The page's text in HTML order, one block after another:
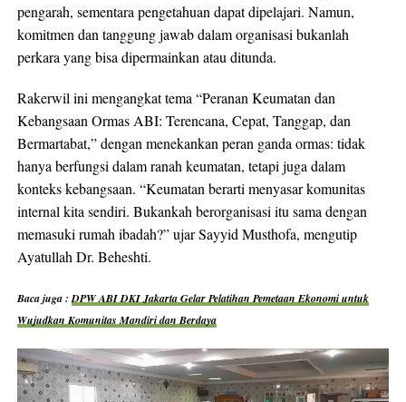
pengarah, sementara pengetahuan dapat dipelajari. Namun,
komitmen dan tanggung jawab dalam organisasi bukanlah
perkara yang bisa dipermainkan atau ditunda.
Rakerwil ini mengangkat tema “Peranan Keumatan dan
Kebangsaan Ormas ABI: Terencana, Cepat, Tanggap, dan
Bermartabat,” dengan menekankan peran ganda ormas: tidak
hanya berfungsi dalam ranah keumatan, tetapi juga dalam
konteks kebangsaan. “Keumatan berarti menyasar komunitas
internal kita sendiri. Bukankah berorganisasi itu sama dengan
memasuki rumah ibadah?” ujar Sayyid Musthofa, mengutip
Ayatullah Dr. Beheshti.
Baca juga :DPW ABI DKI Jakarta Gelar Pelatihan Pemetaan Ekonomi untuk
Wujudkan Komunitas Mandiri dan Berdaya